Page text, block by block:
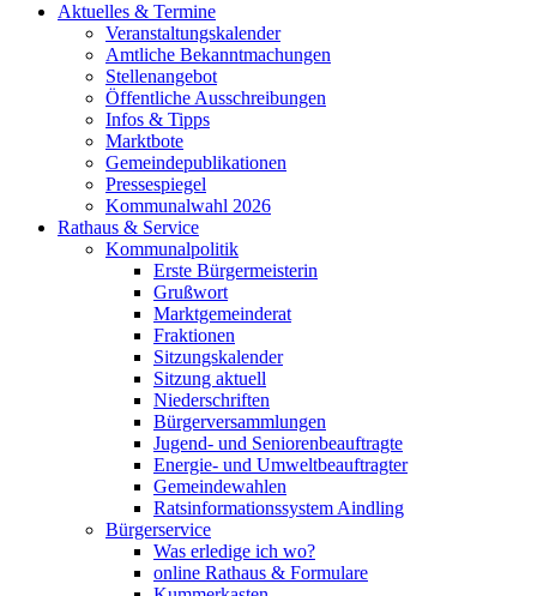
Aktuelles & Termine
Veranstaltungskalender
Amtliche Bekanntmachungen
Stellenangebot
Öffentliche Ausschreibungen
Infos & Tipps
Marktbote
Gemeindepublikationen
Pressespiegel
Kommunalwahl 2026
Rathaus & Service
Kommunalpolitik
Erste Bürgermeisterin
Grußwort
Marktgemeinderat
Fraktionen
Sitzungskalender
Sitzung aktuell
Niederschriften
Bürgerversammlungen
Jugend- und Seniorenbeauftragte
Energie- und Umweltbeauftragter
Gemeindewahlen
Ratsinformationssystem Aindling
Bürgerservice
Was erledige ich wo?
online Rathaus & Formulare